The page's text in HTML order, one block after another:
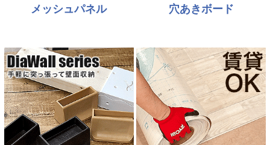
メッシュパネル 穴あきボード